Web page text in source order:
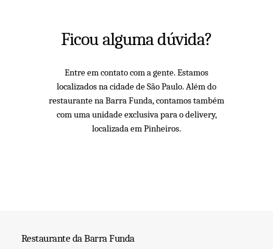
Ficou alguma dúvida?
Entre em contato com a gente. Estamos
localizados na cidade de São Paulo. Além do
restaurante na Barra Funda, contamos também
com uma unidade exclusiva para o delivery,
localizada em Pinheiros.
Restaurante da Barra Funda